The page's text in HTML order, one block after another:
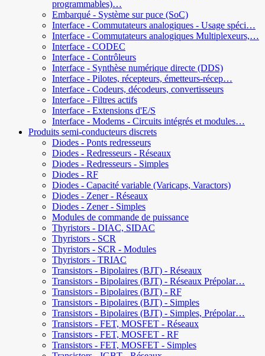
programmables)…
Embarqué - Système sur puce (SoC)
Interface - Commutateurs analogiques - Usage spéci…
Interface - Commutateurs analogiques Multiplexeurs,…
Interface - CODEC
Interface - Contrôleurs
Interface - Synthèse numérique directe (DDS)
Interface - Pilotes, récepteurs, émetteurs-récep…
Interface - Codeurs, décodeurs, convertisseurs
Interface - Filtres actifs
Interface - Extensions d'E/S
Interface - Modems - Circuits intégrés et modules…
Produits semi-conducteurs discrets
Diodes - Ponts redresseurs
Diodes - Redresseurs - Réseaux
Diodes - Redresseurs - Simples
Diodes - RF
Diodes - Capacité variable (Varicaps, Varactors)
Diodes - Zener - Réseaux
Diodes - Zener - Simples
Modules de commande de puissance
Thyristors - DIAC, SIDAC
Thyristors - SCR
Thyristors - SCR - Modules
Thyristors - TRIAC
Transistors - Bipolaires (BJT) - Réseaux
Transistors - Bipolaires (BJT) - Réseaux Prépolar…
Transistors - Bipolaires (BJT) - RF
Transistors - Bipolaires (BJT) - Simples
Transistors - Bipolaires (BJT) - Simples, Prépolar…
Transistors - FET, MOSFET - Réseaux
Transistors - FET, MOSFET - RF
Transistors - FET, MOSFET - Simples